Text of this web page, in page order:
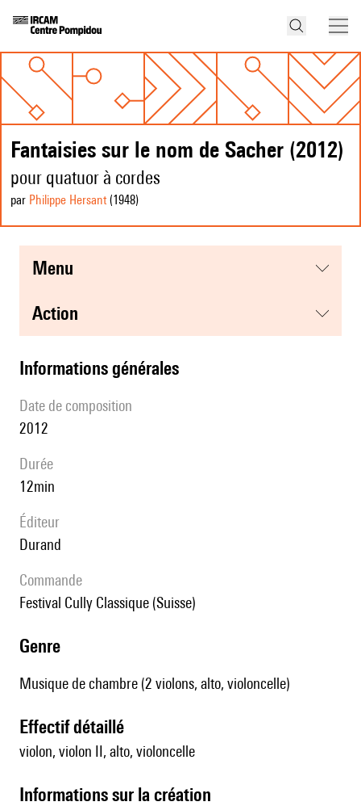
Fantaisies sur le nom de Sacher (2012)
pour quatuor à cordes
par Philippe Hersant(1948)
menu
action
informations générales
date de composition
2012
durée
12min
éditeur
Durand
Commande
Festival Cully Classique (Suisse)
genre
Musique de chambre (2 violons, alto, violoncelle)
effectif détaillé
violon, violon II, alto, violoncelle
informations sur la création